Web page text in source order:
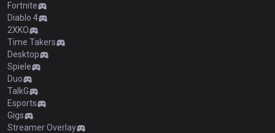
Fortnite
Diablo 4
2XKO
Time Takers
Desktop
Spiele
Duo
TalkG
Esports
Gigs
Streamer Overlay